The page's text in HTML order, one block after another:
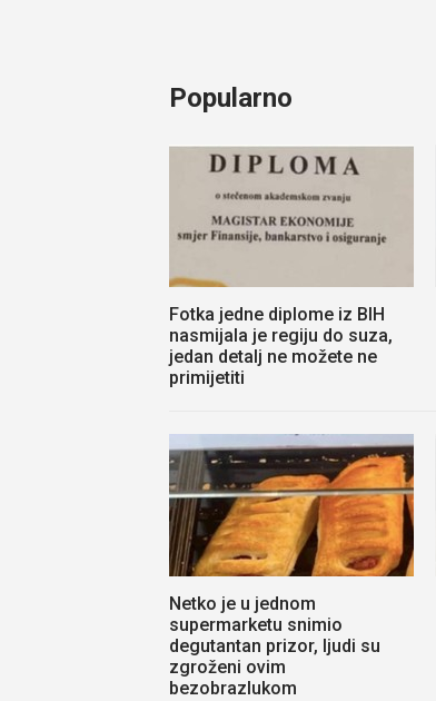
Popularno
Fotka jedne diplome iz BIH
nasmijala je regiju do suza,
jedan detalj ne možete ne
primijetiti
Netko je u jednom
supermarketu snimio
degutantan prizor, ljudi su
zgroženi ovim
bezobrazlukom